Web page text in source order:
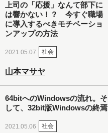
上司の「応援」なんて部下に
は響かない！？ 今すぐ職場
に導入するべきモチベーショ
ンアップの方法
2021.05.07 社会
山本マサヤ
64bitへのWindowsの流れ。そ
して、32bit版Windowsの終焉
2021.05.06 社会